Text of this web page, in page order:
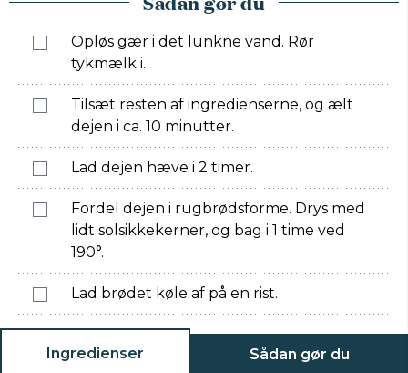
Opløs gær i det lunkne vand. Rør
tykmælk i.
Tilsæt resten af ingredienserne, og ælt
dejen i ca. 10 minutter.
Lad dejen hæve i 2 timer.
Fordel dejen i rugbrødsforme. Drys med
lidt solsikkekerner, og bag i 1 time ved
190°.
Lad brødet køle af på en rist.
Ingredienser Sådan gør du